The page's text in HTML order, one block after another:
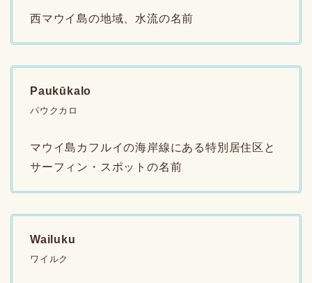
西マウイ島の地域、水流の名前
Paukūkalo
パウクカロ
マウイ島カフルイの海岸線にある特別居住区と
サーフィン・スポットの名前
Wailuku
ワイルク